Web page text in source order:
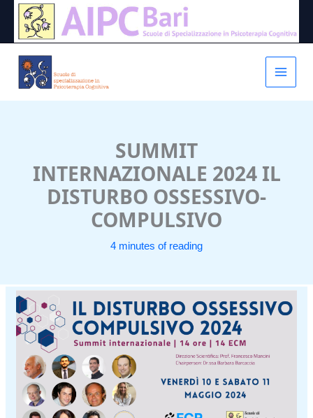
contenuto
SUMMIT
INTERNAZIONALE 2024 IL
DISTURBO OSSESSIVO-
COMPULSIVO
4 minutes of reading